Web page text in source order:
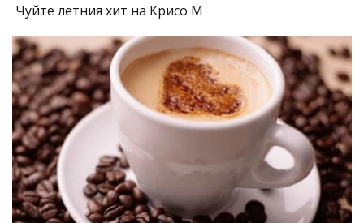
Чуйте летния хит на Крисо М